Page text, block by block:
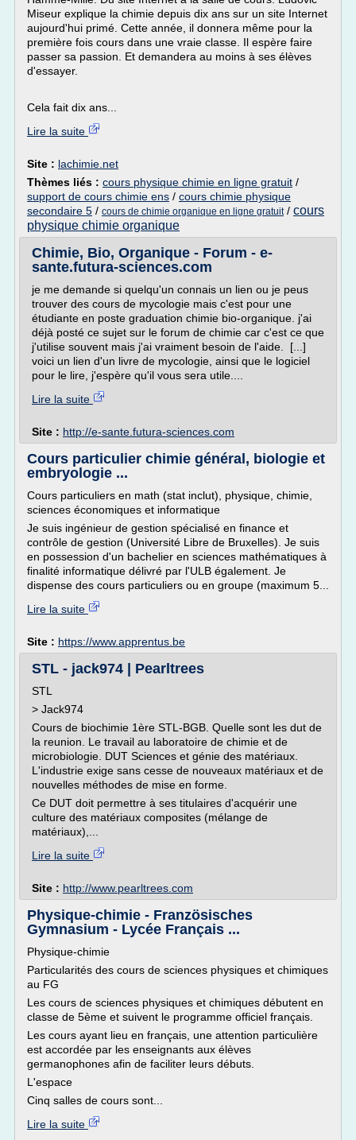
Miseur explique la chimie depuis dix ans sur un site Internet
aujourd'hui primé. Cette année, il donnera même pour la
première fois cours dans une vraie classe. Il espère faire
passer sa passion. Et demandera au moins à ses élèves
d'essayer.
Cela fait dix ans...
Lire la suite
Site : lachimie.net
Thèmes liés : cours physique chimie en ligne gratuit /
support de cours chimie ens / cours chimie physique
secondaire 5 / cours de chimie organique en ligne gratuit/ cours
physique chimie organique
Chimie, Bio, Organique - Forum - e-
sante.futura-sciences.com
je me demande si quelqu'un connais un lien ou je peus
trouver des cours de mycologie mais c'est pour une
étudiante en poste graduation chimie bio-organique. j'ai
déjà posté ce sujet sur le forum de chimie car c'est ce que
j'utilise souvent mais j'ai vraiment besoin de l'aide. [...]
voici un lien d'un livre de mycologie, ainsi que le logiciel
pour le lire, j'espère qu'il vous sera utile....
Lire la suite
Site : http://e-sante.futura-sciences.com
Cours particulier chimie général, biologie et
embryologie ...
Cours particuliers en math (stat inclut), physique, chimie,
sciences économiques et informatique
Je suis ingénieur de gestion spécialisé en finance et
contrôle de gestion (Université Libre de Bruxelles). Je suis
en possession d'un bachelier en sciences mathématiques à
finalité informatique délivré par l'ULB également. Je
dispense des cours particuliers ou en groupe (maximum 5...
Lire la suite
Site : https://www.apprentus.be
STL - jack974 | Pearltrees
STL
> Jack974
Cours de biochimie 1ère STL-BGB. Quelle sont les dut de
la reunion. Le travail au laboratoire de chimie et de
microbiologie. DUT Sciences et génie des matériaux.
L'industrie exige sans cesse de nouveaux matériaux et de
nouvelles méthodes de mise en forme.
Ce DUT doit permettre à ses titulaires d'acquérir une
culture des matériaux composites (mélange de
matériaux),...
Lire la suite
Site : http://www.pearltrees.com
Physique-chimie - Französisches
Gymnasium - Lycée Français ...
Physique-chimie
Particularités des cours de sciences physiques et chimiques
au FG
Les cours de sciences physiques et chimiques débutent en
classe de 5ème et suivent le programme officiel français.
Les cours ayant lieu en français, une attention particulière
est accordée par les enseignants aux élèves
germanophones afin de faciliter leurs débuts.
L'espace
Cinq salles de cours sont...
Lire la suite